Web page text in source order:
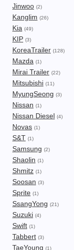
Jinwoo (2)
Kanglim (26)
Kia (49)
KIP (3)
KoreaTrailer (128)
Mazda (1)
Mirai Trailer (22)
Mitsubishi (11)
MyungSeong (3)
Nissan (1)
Nissan Diesel (4)
Novas (1)
S&T (1)
Samsung (2)
Shaolin (1)
Shmitz (1)
Soosan (3)
Sprite (1)
SsangYong (21)
Suzuki (4)
Swift (1)
Tabbert (3)
TaeYoung (1)